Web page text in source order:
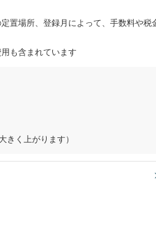
置場所、登録月によって、手数料や税
も含まれています
きく上がります）